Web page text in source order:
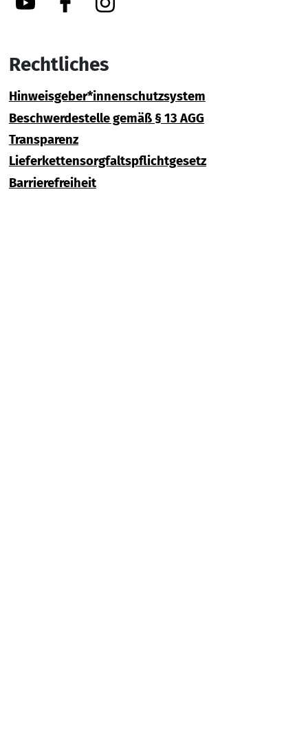
YouTube FacebookInstagram
Rechtliches
Hinweisgeber*innenschutzsystem
Beschwerdestelle gemäß § 13 AGG
Transparenz
Lieferkettensorgfaltspflichtgesetz
Barrierefreiheit